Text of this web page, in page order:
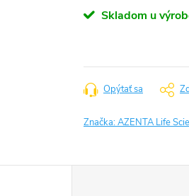
Skladom u
Opýtať sa
Značka:AZENTA Life